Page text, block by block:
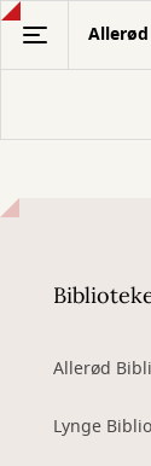
Gå
hovedindhold
Allerød
Lynge